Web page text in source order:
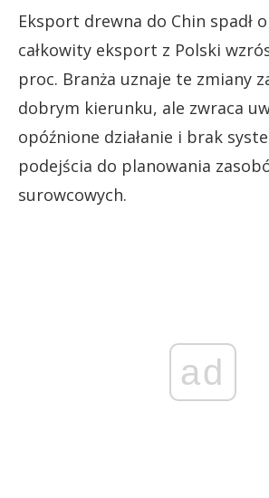
Eksport drewna do Chin spadł
całkowity eksport z Polski
proc. Branża uznaje te zmiany
dobrym kierunku, ale zwraca
opóźnione działanie i brak
podejścia do planowania
surowcowych.
ad